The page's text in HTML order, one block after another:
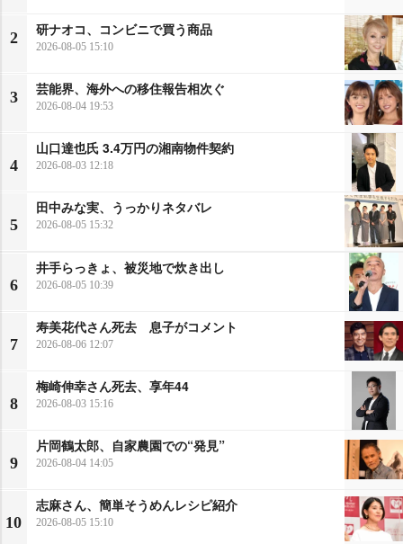
2
研ナオコ、コンビニで買う商品
2026-08-05 15:10
3
芸能界、海外への移住報告相次ぐ
2026-08-04 19:53
4
山口達也氏 3.4万円の湘南物件契約
2026-08-03 12:18
5
田中みな実、うっかりネタバレ
2026-08-05 15:32
6
井手らっきょ、被災地で炊き出し
2026-08-05 10:39
7
寿美花代さん死去 息子がコメント
2026-08-06 12:07
8
梅崎伸幸さん死去、享年44
2026-08-03 15:16
9
片岡鶴太郎、自家農園での“発見”
2026-08-04 14:05
10
志麻さん、簡単そうめんレシピ紹介
2026-08-05 15:10